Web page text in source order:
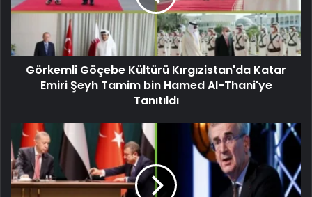
Görkemli Göçebe Kültürü Kırgızistan'da Katar
Emiri Şeyh Tamim bin Hamed Al-Thani'ye
Tanıtıldı